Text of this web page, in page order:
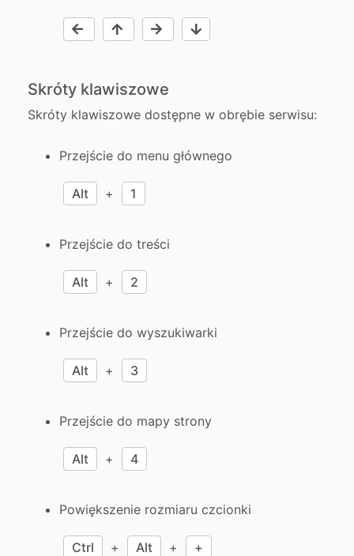
Skróty klawiszowe
Skróty klawiszowe dostępne w obrębie serwisu:
Przejście do menu głównego
Alt + 1
Przejście do treści
Alt + 2
Przejście do wyszukiwarki
Alt + 3
Przejście do mapy strony
Alt + 4
Powiększenie rozmiaru czcionki
Ctrl + Alt + +